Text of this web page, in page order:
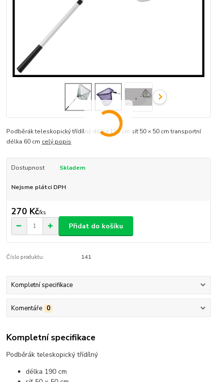
Podběrák teleskopický třídílný délka 190 cm síť 50 × 50 cm transportní
délka 60 cm celý popis
Dostupnost Skladem
Nejsme plátci DPH
270 Kč/ks
Přidat do košíku
Číslo produktu: 141
Kompletní specifikace
Komentáře 0
Kompletní specifikace
Podběrák teleskopický třídílný
délka 190 cm